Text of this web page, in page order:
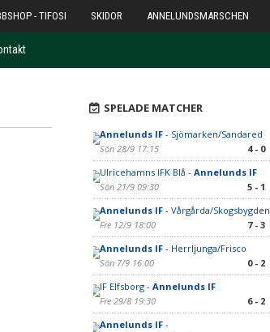
- TIFOSI SKIDOR ANNELUNDSMARSCHEN
SPELADE MATCHER
Annelunds IF- Sjömarken/Sandared
Sön 28/9 17:15
4 - 0
Ulricehamns IFK Blå - Annelunds IF
Sön 21/9 09:30
5 - 1
Annelunds IF- Vårgårda/Skogsbygden
Fre 12/9 18:00
7 - 3
Annelunds IF- Herrljunga/Frisco
Sön 7/9 16:00
0 - 2
IF Elfsborg - Annelunds IF
Fre 29/8 19:30
6 - 2
Annelunds IF-